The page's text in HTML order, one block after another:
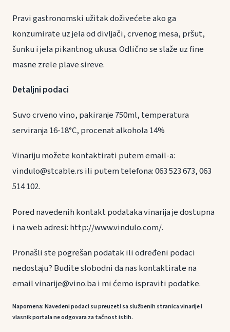
Pravi gastronomski užitak doživećete ako ga
konzumirate uz jela od divljači, crvenog mesa, pršut,
šunku i jela pikantnog ukusa. Odlično se slaže uz fine
masne zrele plave sireve.
Detaljni podaci
Suvo crveno vino, pakiranje 750ml, temperatura
serviranja 16-18°C, procenat alkohola 14%
Vinariju možete kontaktirati putem email-a:
vindulo@stcable.rs ili putem telefona: 063 523 673, 063
514 102.
Pored navedenih kontakt podataka vinarija je dostupna
i na web adresi: http://www.vindulo.com/.
Pronašli ste pogrešan podatak ili određeni podaci
nedostaju? Budite slobodni da nas kontaktirate na
email vinarije@vino.ba i mi ćemo ispraviti podatke.
Napomena: Navedeni podaci su preuzeti sa službenih stranica vinarije i
vlasnik portala ne odgovara za tačnost istih.